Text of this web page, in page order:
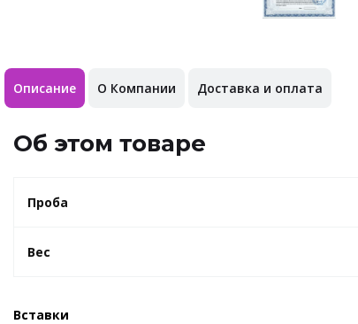
Описание О Компании Доставка и оплата
Об этом товаре
Проба
Вес
Вставки